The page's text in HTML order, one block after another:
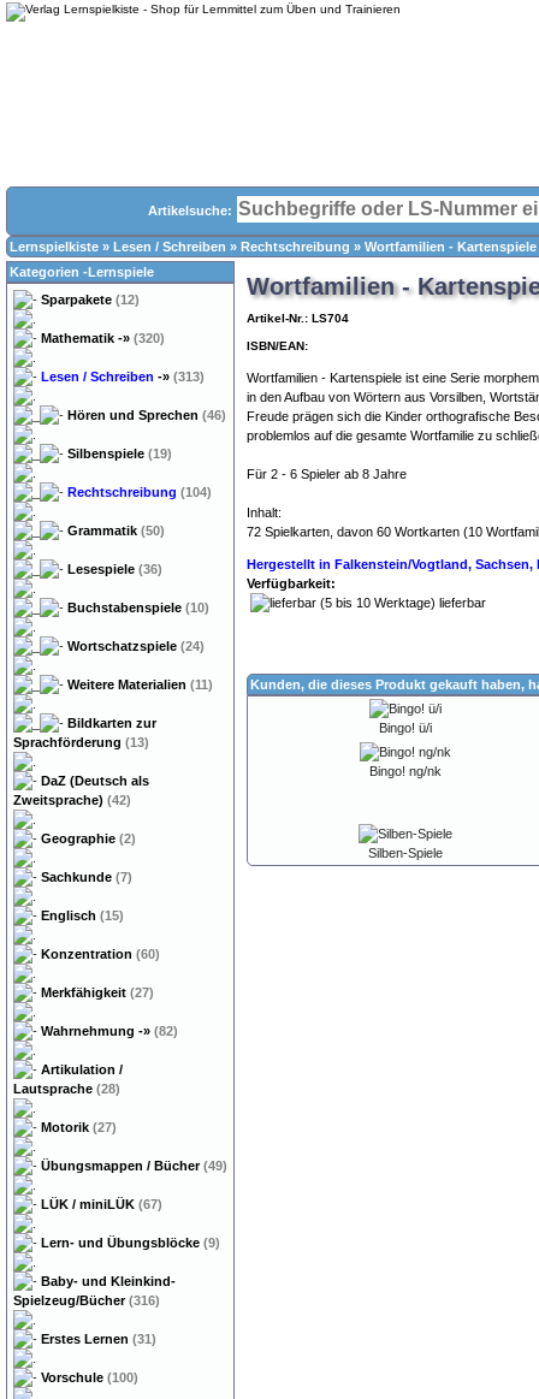
Artikelsuche:
Lernspielkiste » Lesen / Schreiben » Rechtschreibung » Wortfamilien -
Wortfamilien -
Artikel-Nr.: LS704
ISBN/EAN:
Wortfamilien - Kartenspiele ist eine Serie
in den Aufbau von Wörtern aus Vorsilben,
Freude prägen sich die Kinder orthografische
problemlos auf die gesamte Wortfamilie zu
Für 2 - 6 Spieler ab 8 Jahre
Inhalt:
72 Spielkarten, davon 60 Wortkarten (10
Hergestellt in Falkenstein/Vogtland, Sachsen,
Verfügbarkeit:
lieferbar
Kunden, die dieses Produkt gekauft haben,
Bingo! ü/i
Bingo! ng/nk
Silben-Spiele
Kategorien -Lernspiele
Sparpakete (12)
Mathematik -» (320)
Lesen / Schreiben -» (313)
Hören und Sprechen (46)
Silbenspiele (19)
Rechtschreibung (104)
Grammatik (50)
Lesespiele (36)
Buchstabenspiele (10)
Wortschatzspiele (24)
Weitere Materialien (11)
Bildkarten zur
Sprachförderung (13)
DaZ (Deutsch als
Zweitsprache) (42)
Geographie (2)
Sachkunde (7)
Englisch (15)
Konzentration (60)
Merkfähigkeit (27)
Wahrnehmung -» (82)
Artikulation /
Lautsprache (28)
Motorik (27)
Übungsmappen / Bücher(49)
LÜK / miniLÜK (67)
Lern- und Übungsblöcke (9)
Baby- und Kleinkind-
Spielzeug/Bücher(316)
Erstes Lernen (31)
Vorschule (100)